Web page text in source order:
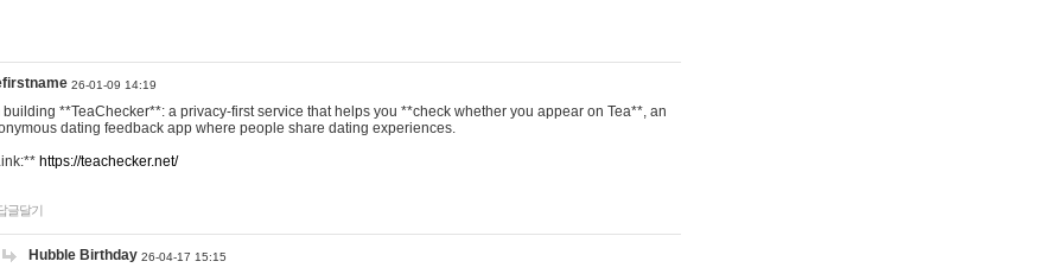
26-01-09 14:19
building **TeaChecker**: a privacy-first service that helps you **check whether you appear on Tea**, an
dating feedback app where people share dating experiences.
https://teachecker.net/
글달기
Hubble Birthday 26-04-17 15:15